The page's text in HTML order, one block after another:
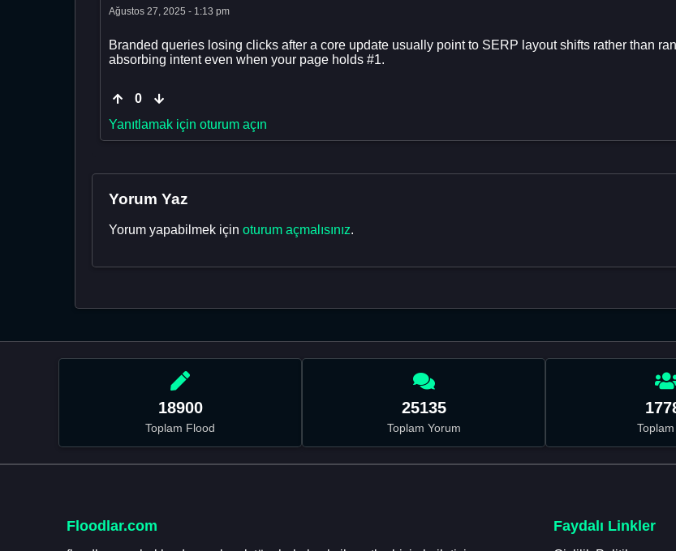
Ağustos 27, 2025 - 1:13 pm
Branded queries losing clicks after a core update usually point to SERP layout shifts rather than
absorbing intent even when your page holds #1.
0
Yanıtlamak için oturum açın
Yorum Yaz
Yorum yapabilmek için oturum açmalısınız.
18900
Toplam Flood
25135
Toplam Yorum
Floodlar.com Faydalı Linkler